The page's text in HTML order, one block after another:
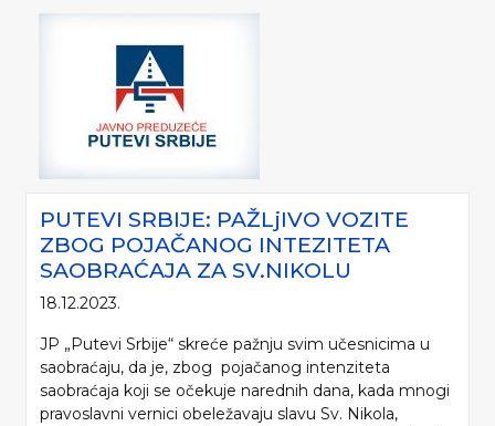
PUTEVI SRBIJE: PAŽLjIVO VOZITE
ZBOG POJAČANOG INTEZITETA
SAOBRAĆAJA ZA SV.NIKOLU
18.12.2023.
JP „Putevi Srbije“ skreće pažnju svim učesnicima u
saobraćaju, da je, zbog pojačanog intenziteta
saobraćaja koji se očekuje narednih dana, kada mnogi
pravoslavni vernici obeležavaju slavu Sv. Nikola,